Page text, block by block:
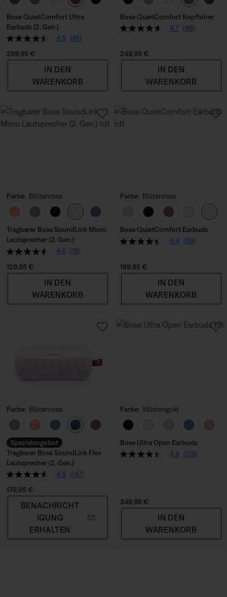
Bose QuietComfort Ultra
Earbuds (2. Gen.)
4.5
(45)
Preis:
299,95 €
IN DEN
WARENKORB
Bose QuietComfort Kopfhörer
4.7 (96)
Preis:
249,95 €
IN DEN
WARENKORB
Farbe: Blütenrosa
Farbe auswählen
Tragbarer Bose SoundLink Micro
Lautsprecher (2. Gen.)
4.6
(19)
Preis:
129,95 €
IN DEN
WARENKORB
Farbe: Blütenrosa
Farbe auswählen
Bose QuietComfort Earbuds
4.4 (39)
Preis:
199,95 €
IN DEN
WARENKORB
Farbe: Blütenrosa
Farbe auswählen
Spezialangebot
Tragbarer Bose SoundLink Flex
Lautsprecher (2. Gen.)
4.6
(147)
Preis:
179,95 €
BENACHRICHT
IGUNG
ERHALTEN
Farbe: Wüstengold
Farbe auswählen
Bose Ultra Open Earbuds
4.4 (178)
Preis:
349,95 €
IN DEN
WARENKORB